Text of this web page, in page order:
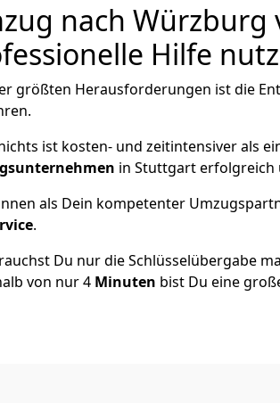
nach
Hilfe
größten Herausforderungen ist die
ist kosten- und zeitintensiver als
in Stuttgart erfolgreich
als Dein kompetenter
.
Du nur die Schlüsselübergabe
von nur 4 Minuten bist Du eine